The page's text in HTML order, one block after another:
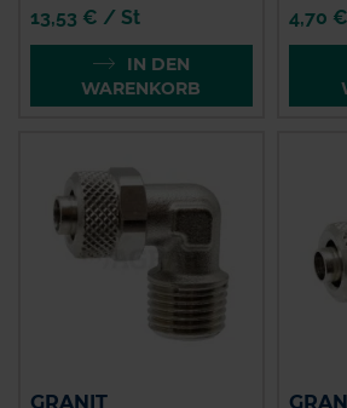
13,53 € / St
IN DEN
WARENKORB
4,70
GRANIT